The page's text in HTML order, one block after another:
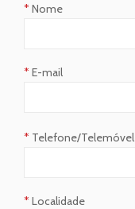
* Nome
* E-mail
* Telefone/Telemóvel
* Localidade